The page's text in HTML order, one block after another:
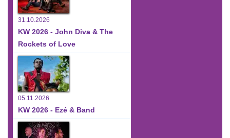
31.10.2026
KW 2026 - John Diva & The
Rockets of Love
05.11.2026
KW 2026 - Ezé & Band